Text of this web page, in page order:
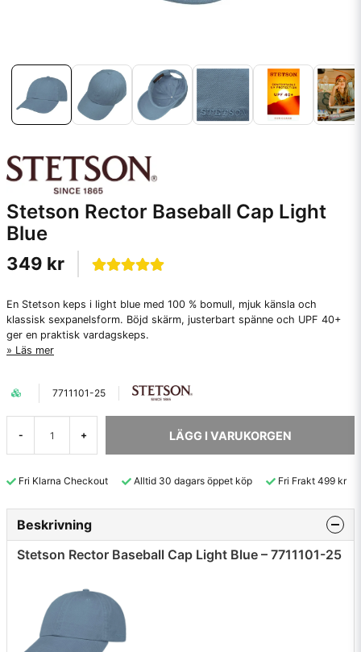
Stetson Rector Baseball Cap Light
Blue
349 kr
En Stetson keps i light blue med 100 % bomull, mjuk känsla och
klassisk sexpanelsform. Böjd skärm, justerbart spänne och UPF 40+
ger en praktisk vardagskeps.
Läs mer
7711101-25
- + LÄGG I VARUKORGEN
Fri Klarna Checkout Alltid 30 dagars öppet köp Fri Frakt 499 kr
Beskrivning
Stetson Rector Baseball Cap Light Blue – 7711101-25